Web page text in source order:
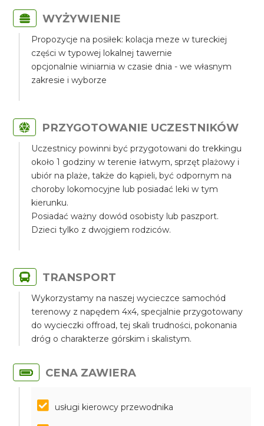
WYŻYWIENIE
Propozycje na posiłek: kolacja meze w tureckiej
części w typowej lokalnej tawernie
opcjonalnie winiarnia w czasie dnia - we własnym
zakresie i wyborze
PRZYGOTOWANIE UCZESTNIKÓW
Uczestnicy powinni być przygotowani do trekkingu
około 1 godziny w terenie łatwym, sprzęt plażowy i
ubiór na plaże, także do kąpieli, być odpornym na
choroby lokomocyjne lub posiadać leki w tym
kierunku.
Posiadać ważny dowód osobisty lub paszport.
Dzieci tylko z dwojgiem rodziców.
TRANSPORT
Wykorzystamy na naszej wycieczce samochód
terenowy z napędem 4x4, specjalnie przygotowany
do wycieczki offroad, tej skali trudności, pokonania
dróg o charakterze górskim i skalistym.
CENA ZAWIERA
usługi kierowcy przewodnika